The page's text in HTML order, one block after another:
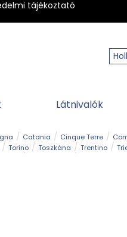
tájékoztató
Látnivalók
Catania Cinque Terre
Torino Toszkána Trentino